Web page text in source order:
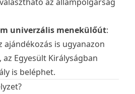
univerzális menekülőút:
ajándékozás is ugyanazon
Egyesült Királyságban
is beléphet.